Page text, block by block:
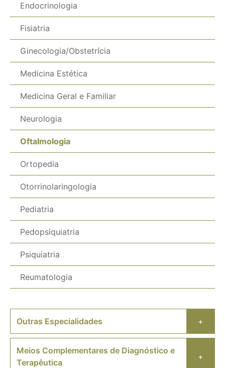
Endocrinologia
Fisiatria
Ginecologia/Obstetrícia
Medicina Estética
Medicina Geral e Familiar
Neurologia
Oftalmologia
Ortopedia
Otorrinolaringologia
Pediatria
Pedopsiquiatria
Psiquiatria
Reumatologia
Outras Especialidades +
Meios Complementares de Diagnóstico e
Terapêutica
+